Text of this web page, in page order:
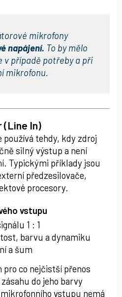
mikrofony
napájení. To by mělo
v případě potřeby a při
mikrofonu.
(Line In)
tehdy, kdy zdroj
silný výstup a není
Typickými příklady jsou
předzesilovače,
procesory.
vstupu
1 : 1
barvu a dynamiku
a šum
co nejčistší přenos
do jeho barvy
vstupu nemá